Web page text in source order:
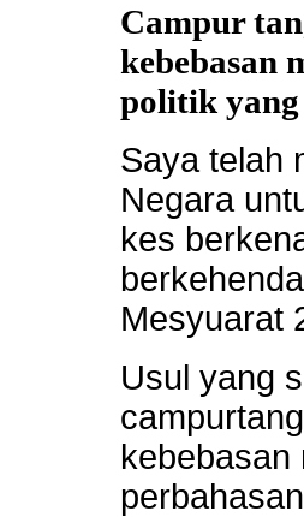
Campur
kebebasan
politik
Saya telah
Negara
kes
Mesyuarat
Usul yang
kebebasan